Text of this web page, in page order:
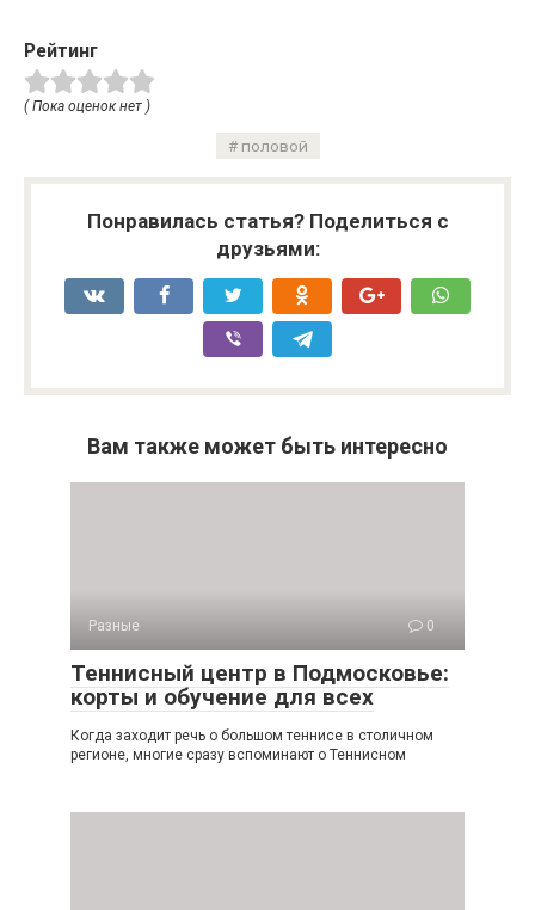
Рейтинг
( Пока оценок нет )
половой
Понравилась статья? Поделиться с
друзьями:
Вам также может быть интересно
Разные 0
Теннисный центр в Подмосковье:
корты и обучение для всех
Когда заходит речь о большом теннисе в столичном
регионе, многие сразу вспоминают о Теннисном